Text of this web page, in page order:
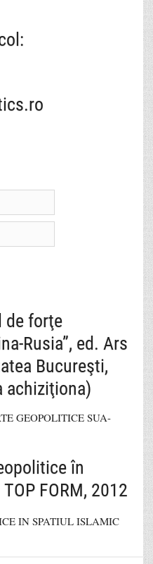
de forţe
Rusia”, ed. Ars
Bucureşti,
achiziţiona)
în
FORM, 2012